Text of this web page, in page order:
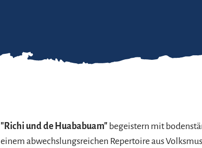
"Richi und de Huababuam" begeistern mit
einem abwechslungsreichen Repertoire aus